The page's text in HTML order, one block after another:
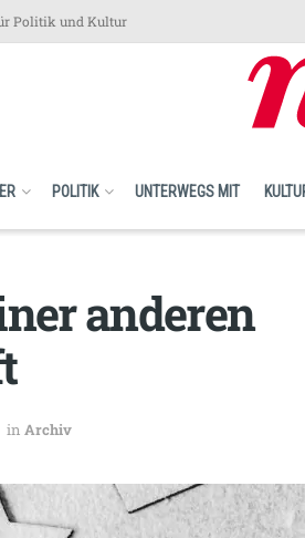
Politik und Kultur
POLITIK UNTERWEGS MIT
anderen
in Archiv